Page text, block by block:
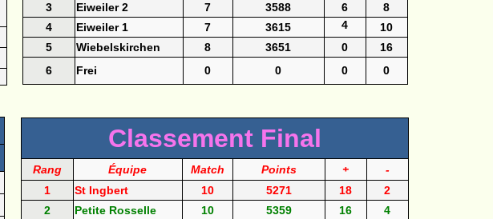
Classement Final
Rang Équipe Match Points +
-
1
St Ingbert 10 5271 18
2
2
Petite Rosselle 10 5359 16
4
3
Eiweiler 2 7 3588 6
8
4
Eiweiler 1 7 3615 4
10
5
Wiebelskirchen 8 3651 0
16
6
Frei 0 0 0 0